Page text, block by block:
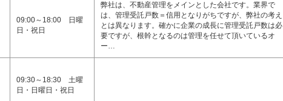
09:00～18:00 日曜
日・祝日
弊社は、不動産管理をメインとした会社です。業界で
は、管理受託戸数＝信用となりがちですが、弊社の考え
とは異なります。確かに企業の成長に管理受託戸数は必
要ですが、根幹となるのは管理を任せて頂いているオ
ー…
09:30～18:30 土曜
日・日曜日・祝日